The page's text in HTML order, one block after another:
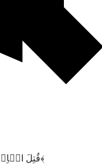
قُتِلَ الۡاِنۡسَانُ مَاۤ اَکۡفَرَہٗ ﴿ؕ۱۸﴾